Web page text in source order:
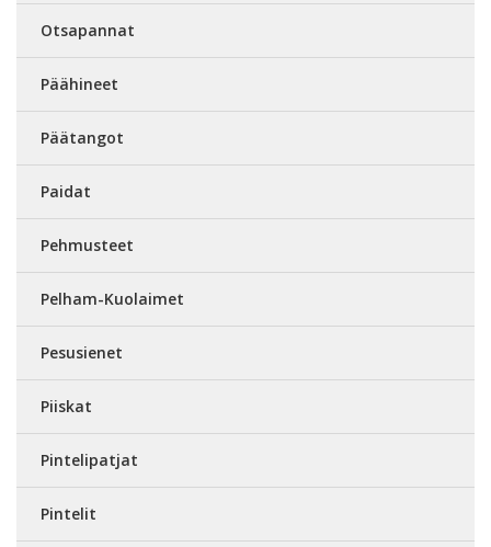
Otsapannat
Päähineet
Päätangot
Paidat
Pehmusteet
Pelham-Kuolaimet
Pesusienet
Piiskat
Pintelipatjat
Pintelit